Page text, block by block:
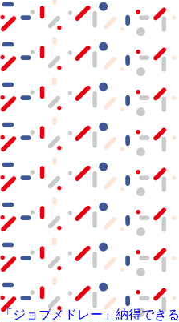
「ジョブメドレー」 納得できる